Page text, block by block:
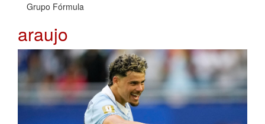
Grupo Fórmula
araujo